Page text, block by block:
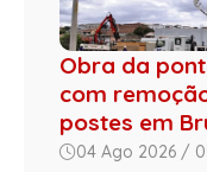
Obra da
com
postes em
04 Ago 2026 /